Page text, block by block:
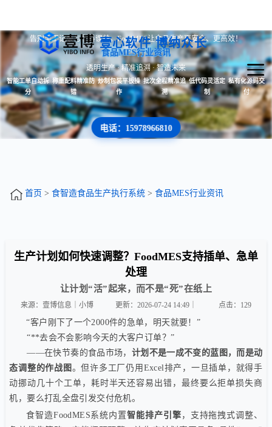
壹心软件 博纳众长
告别手工记录与配料误差，FoodMES让食品生产更安全、更高效！
食品MES行业资讯
透明生产 · 精准追溯 · 智造未来
智能工单自动拆
分
称重配料精准防
错
炒制包装平板操
作
批次全程精准追
溯
低代码灵活定
制
私有化源码交
付
电话：15978966810
首页 > 食智造食品生产执行系统> 食品MES行业资讯
生产计划如何快速调整？FoodMES支持插单、急单
处理
让计划“活”起来，而不是“死”在纸上
来源：壹博信息｜小博 更新：2026-07-24 14:49｜ 点击： 129
“客户刚下了一个2000件的急单，明天就要！”
“**去会不会影响今天的大客户订单？”
——在快节奏的食品市场， 计划不是一成不变的蓝图，而是动
态调整的作战图 。但许多工厂仍用Excel排产，一旦插单，就得手
动挪动几十个工单，耗时半天还容易出错，最终要么拒单损失商
机，要么打乱全盘引发交付危机。
食智造FoodMES系统内置智能排产引擎 ，支持拖拽式调整、